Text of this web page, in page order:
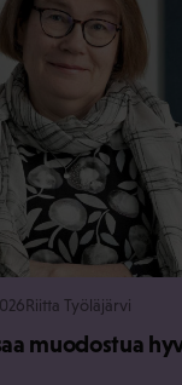
Riitta Työläjärvi
muodostua